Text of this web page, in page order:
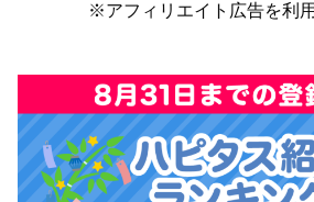
※アフィリエイト広告を利